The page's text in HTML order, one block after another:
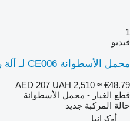
1
فيديو
محمل الأسطوانة CE006 لـ آلة رش الأسمدة Amazone
AED 207 UAH 2,510 ≈ €48.79
قطع الغيار - محمل الأسطوانة
حالة المركبة جديد
أوكرانيا